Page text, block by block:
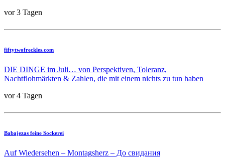
vor 3 Tagen
fiftytwofreckles.com
DIE DINGE im Juli… von Perspektiven, Toleranz,
Nachtflohmärkten & Zahlen, die mit einem nichts zu tun haben
vor 4 Tagen
Babajezas feine Sockerei
Auf Wiedersehen – Montagsherz – До свидания